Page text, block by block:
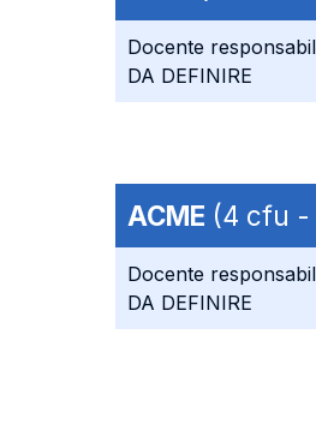
Docente
DA DEFINIRE
ACME (4 cfu -
Docente
DA DEFINIRE